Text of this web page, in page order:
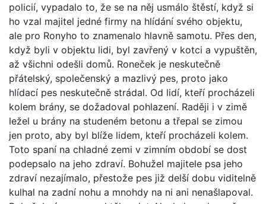
policií, vypadalo to, že se na něj usmálo štěstí, když si
ho vzal majitel jedné firmy na hlídání svého objektu,
ale pro Ronyho to znamenalo hlavně samotu. Přes den,
když byli v objektu lidi, byl zavřený v kotci a vypuštěn,
až všichni odešli domů. Roneček je neskutečně
přátelský, společenský a mazlivý pes, proto jako
hlídací pes neskutečně strádal. Od lidí, kteří procházeli
kolem brány, se dožadoval pohlazení. Raději i v zimě
ležel u brány na studeném betonu a třepal se zimou
jen proto, aby byl blíže lidem, kteří procházeli kolem.
Toto spaní na chladné zemi v zimním období se dost
podepsalo na jeho zdraví. Bohužel majitele psa jeho
zdraví nezajímalo, přestože pes již delší dobu viditelně
kulhal na zadní nohu a mnohdy na ni ani nenašlapoval.